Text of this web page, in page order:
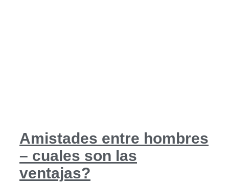
Amistades entre hombres
– cuales son las
ventajas?